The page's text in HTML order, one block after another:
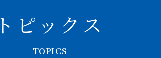
トピックス
TOPICS